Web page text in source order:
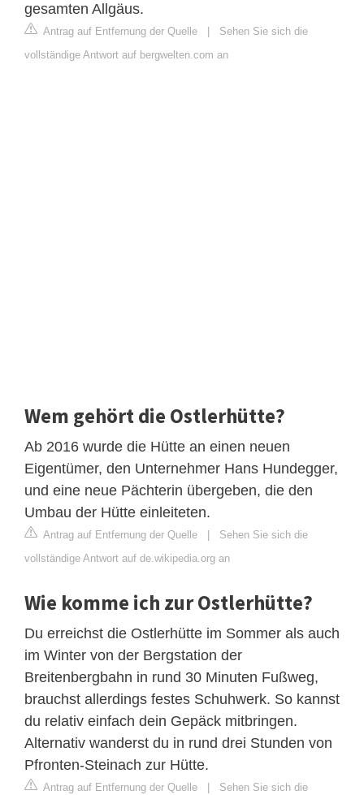
gesamten Allgäus.
Antrag auf Entfernung der Quelle
Sehen Sie sich die
vollständige Antwort auf bergwelten.com an
Wem gehört die Ostlerhütte?
Ab 2016 wurde die Hütte an einen neuen
Eigentümer, den Unternehmer Hans Hundegger,
und eine neue Pächterin übergeben, die den
Umbau der Hütte einleiteten.
Antrag auf Entfernung der Quelle
Sehen Sie sich die
vollständige Antwort auf de.wikipedia.org an
Wie komme ich zur Ostlerhütte?
Du erreichst die Ostlerhütte im Sommer als auch
im Winter von der Bergstation der
Breitenbergbahn in rund 30 Minuten Fußweg,
brauchst allerdings festes Schuhwerk. So kannst
du relativ einfach dein Gepäck mitbringen.
Alternativ wanderst du in rund drei Stunden von
Pfronten-Steinach zur Hütte.
Antrag auf Entfernung der Quelle
Sehen Sie sich die